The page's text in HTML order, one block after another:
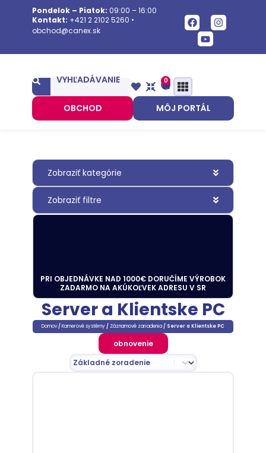
Pondelok – Piatok: 09:00 – 16:00
Kontakt: +421 2 2102 5260 •
obchod@canex.sk
VYHĽADÁVANIE 0
OBCHOD MÔJ PORTÁL
Zobraziť kategórie
Zobraziť filtre
PRI OBJEDNÁVKE NAD 1000€ DORUČÍME VÝROBOK
ZADARMO NA AKÚKOĽVEK ADRESU V SR
Server a Klientske PC
Domov/Kamerové systémy/ Záznamové zariadenia/ Server a Klientske PC
obnovenie
Zoradenie
Sort content